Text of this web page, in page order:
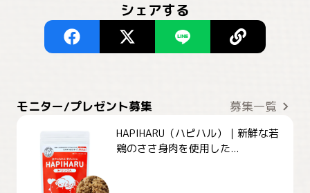
シェアする
モニター/プレゼント募集 募集一覧
HAPIHARU（ハピハル）｜新鮮な若
鶏のささ身肉を使用した...